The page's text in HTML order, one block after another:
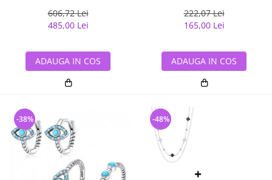
606,72 Lei
485,00 Lei
ADAUGA IN COS
222,07 Lei
165,00 Lei
ADAUGA IN COS
-38% -48%